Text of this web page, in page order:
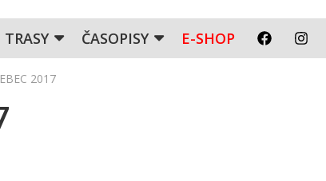
TRASY ČASOPISY E-SHOP
2017